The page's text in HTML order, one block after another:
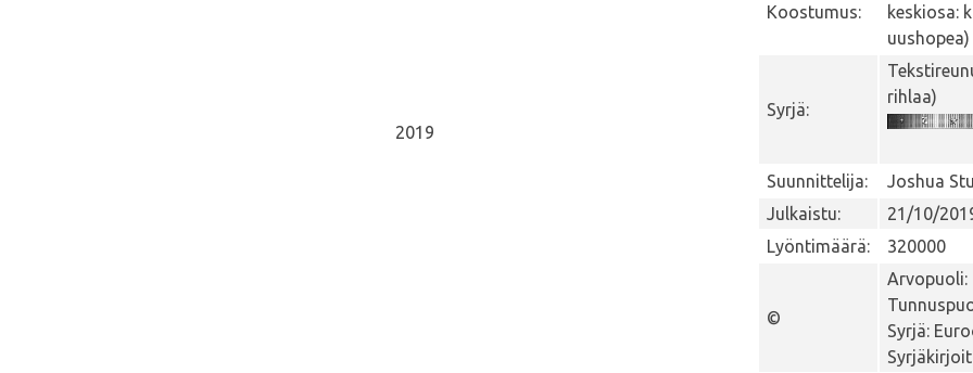
2019
Koostumus:
keskiosa:
uushopea)
Syrjä:
rihlaa)
Suunnittelija:
Joshua
Julkaistu:
21/10/
Lyöntimäärä:
320000
©
Arvopuoli:
Syrjä: